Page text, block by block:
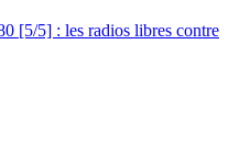
[5/5] : les radios libres contre